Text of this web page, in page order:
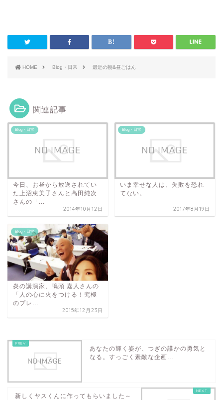
HOME Blog・日常 最近の朝&昼ごはん
関連記事
Blog・日常
今日、お昼から放送されてい
た上沼恵美子さんと高田純次
さんの「...
2014年10月12日
Blog・日常
いま幸せな人は、失敗を恐れ
てない。
2017年8月19日
Blog・日常
炎の講演家、鴨頭 嘉人さんの
「人の心に火をつける！究極
のプレ...
2015年12月23日
あなたの輝く姿が、つぎの誰かの勇気と
なる。すっごく素敵な企画...
新しくヤスくんに作ってもらいました～